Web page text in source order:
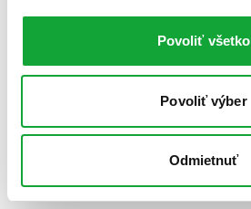
Povoliť všetko
Povoliť výber
Odmietnuť